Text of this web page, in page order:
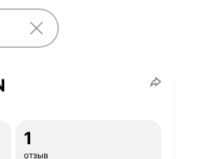
1
отзыв